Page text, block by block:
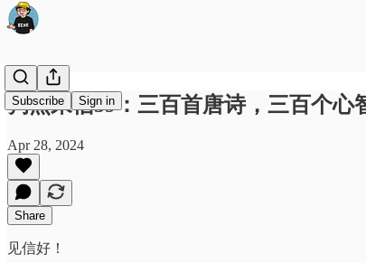
Subscribe Sign in
狗熊来信59：三百首唐诗，三百个心
Apr 28, 2024
Share
见信好！